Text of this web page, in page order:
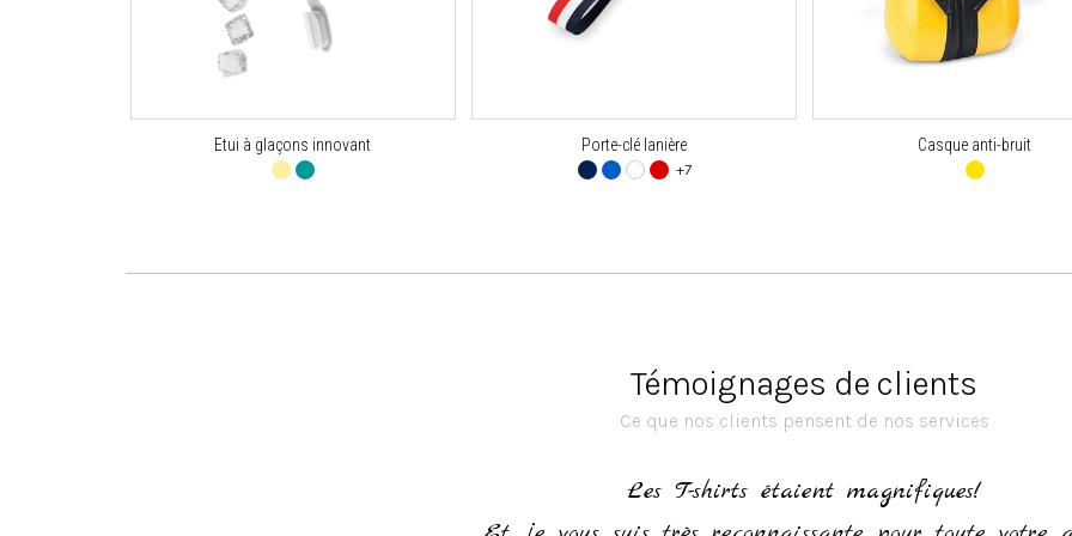
Etui à glaçons innovant Porte-clé lanière
+7
Casque anti-bruit
Témoignages de clients
Ce que nos clients pensent de nos services
Les T-shirts étaient magnifiques!